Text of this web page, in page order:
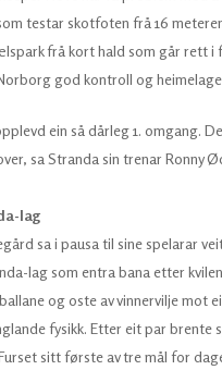
testar skotfoten frå 16
frå kort hald som går rett i
god kontroll og
ein så dårleg 1. omgang.
sa Stranda sin trenar Ronny
lag
sa i pausa til sine spelarar
lag som entra bana etter
og oste av vinnervilje mot
fysikk. Etter eit par brente
sitt første av tre mål for